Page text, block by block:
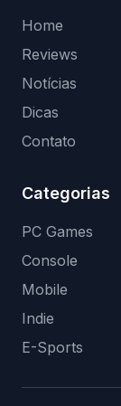
Home
Reviews
Notícias
Dicas
Contato
Categorias
PC Games
Console
Mobile
Indie
E-Sports